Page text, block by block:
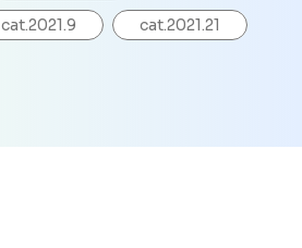
cat.2021.9 cat.2021.21